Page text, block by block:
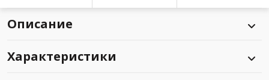
Описание
Характеристики